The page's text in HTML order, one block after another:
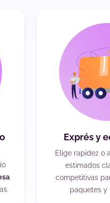
Exprés y
Elige rapidez o
estimados
competitivas
paquetes y